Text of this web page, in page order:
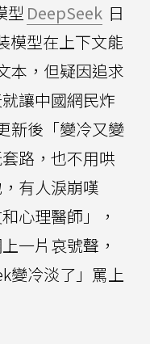
型 DeepSeek 日
模型在上下文能
本，但疑因追求
讓中國網民炸
新後「變冷又變
路，也不用哄
有人淚崩嘆
心理醫師」，
一片哀號聲，
變冷淡了」罵上